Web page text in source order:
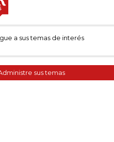
a sus temas de interés
sus temas